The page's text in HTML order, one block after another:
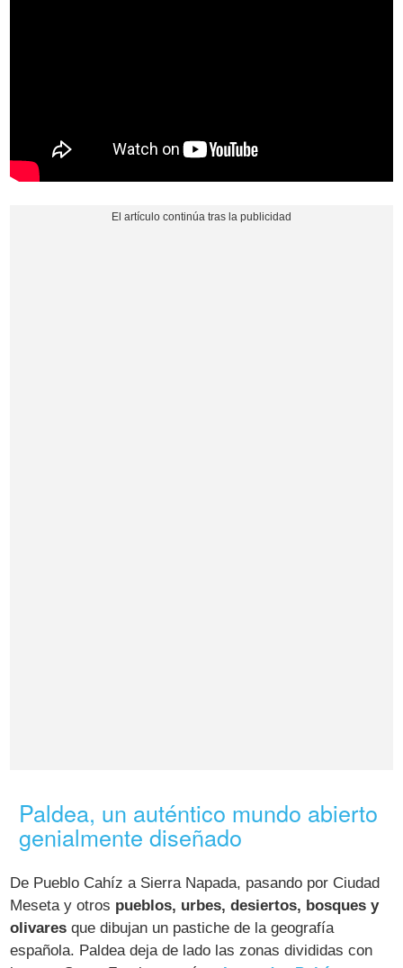
Paldea, un auténtico mundo abierto
genialmente diseñado
De Pueblo Cahíz a Sierra Napada, pasando por Ciudad
Meseta y otros pueblos, urbes, desiertos, bosques y
olivares que dibujan un pastiche de la geografía
española. Paldea deja de lado las zonas divididas con